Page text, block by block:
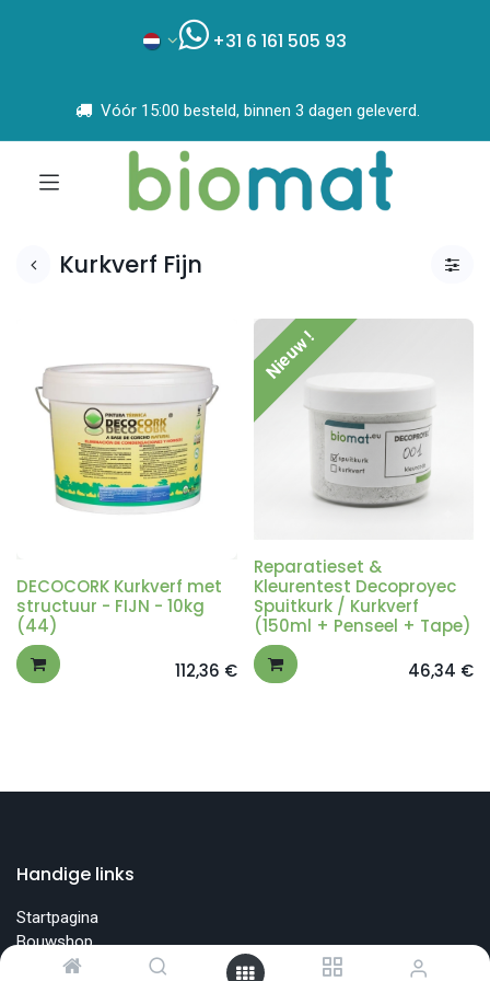
+31 6 161 505 93
Vóór 15:00 besteld, binnen 3 dagen geleverd.
Kurkverf Fijn
DECOCORK Kurkverf met
structuur - FIJN - 10kg
(44)
112,36 €
Nieuw !
Reparatieset &
Kleurentest Decoproyec
Spuitkurk / Kurkverf
(150ml + Penseel + Tape)
46,34 €
Handige links
Startpagina
Bouwshop
Supportdiensten